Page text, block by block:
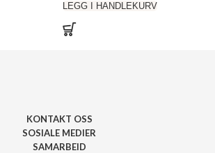
LEGG I HANDLEKURV
KONTAKT OSS
SOSIALE MEDIER
SAMARBEID